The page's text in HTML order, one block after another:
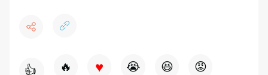
👍 🔥 ♥ 😭 😆 😡